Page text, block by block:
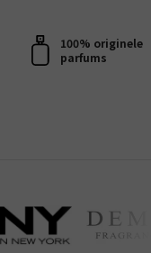
100% originele
parfums